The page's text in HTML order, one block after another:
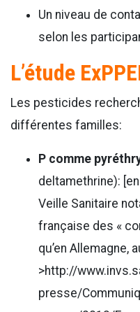
Un niveau de
selon les
L’étude
Les pesticides
différentes familles:
P comme
deltamethrine):
Veille Sanitaire
française des «
qu’en Allemagne,
>http://
presse/